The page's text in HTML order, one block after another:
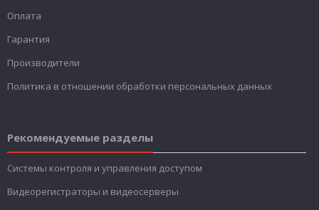
Оплата
Гарантия
Производители
Политика в отношении обработки персональных данных
Рекомендуемые разделы
Системы контроля и управления доступом
Видеорегистраторы и видеосерверы